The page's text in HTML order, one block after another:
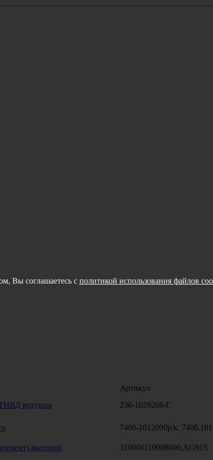
Артикул
ведущая 236-1029268-Г
7406-1012000р/к,
высокий 316006110908000,AG915
Вы соглашаетесь с политикой использования файлов